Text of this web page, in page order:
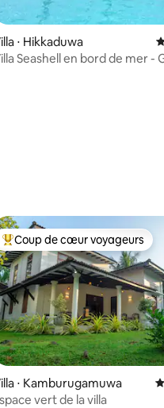
sur 5
sur la base de 166
⋅ Hikkaduwa
Seashell en bord de mer -
sur la base de 135
Coups de cœur voyageurs les
Coup de cœur voyageurs
⋅ Kamburugamuwa
vert de la villa